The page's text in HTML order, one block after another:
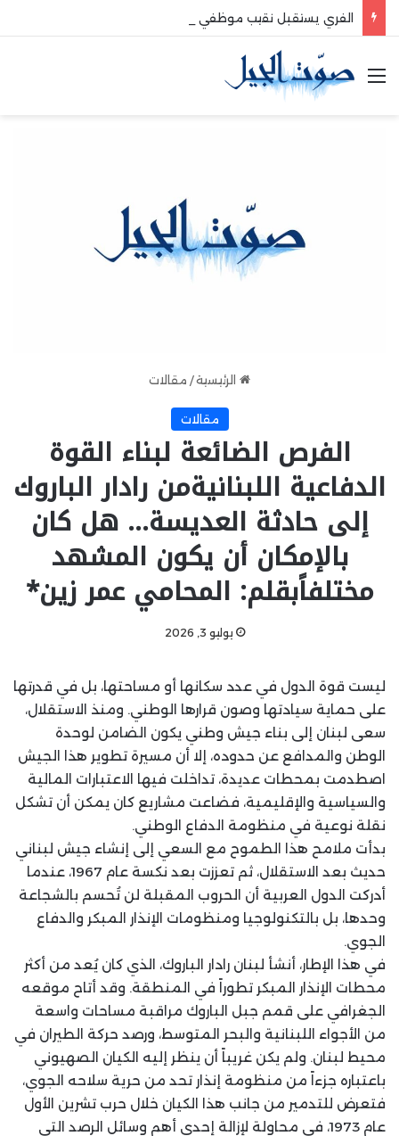
الفري يستقبل نقيب موظفي قاديشا
القائمة
الرئيسية/ مقالات
مقالات
الفرص الضائعة لبناء القوة
الدفاعية اللبنانيةمن رادار الباروك
إلى حادثة العديسة… هل كان
بالإمكان أن يكون المشهد
مختلفاًبقلم: المحامي عمر زين*‏
يوليو 3, 2026
ليست قوة الدول في عدد سكانها أو مساحتها، بل في قدرتها
على حماية سيادتها وصون قرارها ‏الوطني. ومنذ الاستقلال،
سعى لبنان إلى بناء جيش وطني يكون الضامن لوحدة
الوطن والمدافع ‏عن حدوده، إلا أن مسيرة تطوير هذا الجيش
اصطدمت بمحطات عديدة، تداخلت فيها الاعتبارات ‏المالية
والسياسية والإقليمية، فضاعت مشاريع كان يمكن أن تشكل
نقلة نوعية في منظومة الدفاع ‏الوطني‎.‎
بدأت ملامح هذا الطموح مع السعي إلى إنشاء جيش لبناني
حديث بعد الاستقلال، ثم تعززت بعد ‏نكسة عام 1967، عندما
أدركت الدول العربية أن الحروب المقبلة لن تُحسم بالشجاعة
وحدها، ‏بل بالتكنولوجيا ومنظومات الإنذار المبكر والدفاع
الجوي‎.‎
في هذا الإطار، أنشأ لبنان رادار الباروك، الذي كان يُعد من أكثر
محطات الإنذار المبكر تطوراً ‏في المنطقة. وقد أتاح موقعه
الجغرافي على قمم جبل الباروك مراقبة مساحات واسعة
من ‏الأجواء اللبنانية والبحر المتوسط، ورصد حركة الطيران في
محيط لبنان. ولم يكن غريباً أن ‏ينظر إليه الكيان الصهيوني
باعتباره جزءاً من منظومة إنذار تحد من حرية سلاحه الجوي،
‏فتعرض للتدمير من جانب هذا الكيان خلال حرب تشرين الأول
عام 1973، في محاولة لإزالة ‏إحدى أهم وسائل الرصد التي